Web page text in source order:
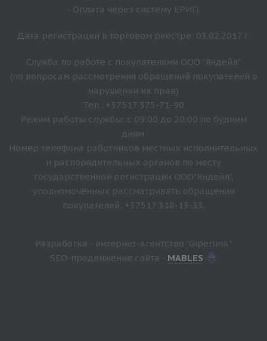
- Оплата через систему ЕРИП.
Дата регистрации в торговом реестре: 03.02.2017 г.
Служба по работе с покупателями ООО "Яндейл"
(по вопросам рассмотрения обращений покупателей о
нарушении их прав)
Тел.: +37517 375-71-90
Режим работы службы: с 09:00 до 20:00 по будним
дням.
Номер телефона работников местных исполнительных
и распорядительных органов по месту
государственной регистрации ООО"Яндейл",
уполномоченных рассматривать обращения
покупателей: +37517 318-13-33.
Разработка - интернет-агентство "Giperlink"
SEO-продвижение сайта - MABLES